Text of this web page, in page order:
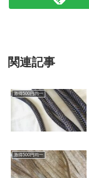
関連記事
激得500円均一
激得500円均一